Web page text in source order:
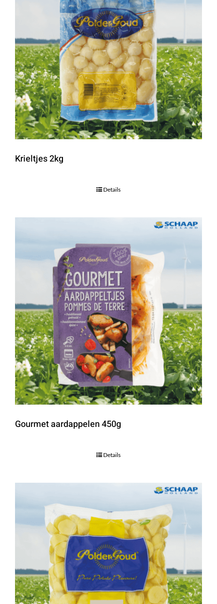
Krieltjes 2kg
Details
Gourmet aardappelen 450g
Details